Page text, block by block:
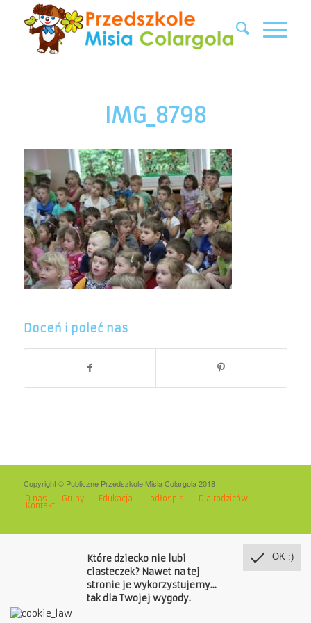
IMG_8798
Doceń i poleć nas
Copyright © Publiczne Przedszkole Misia Colargola 2018
O nas Grupy Edukacja Jadłospis Dla rodziców
Kontakt
OK :)
Które dziecko nie lubi
ciasteczek? Nawet na tej
stronie je wykorzystujemy...
tak dla Twojej wygody.